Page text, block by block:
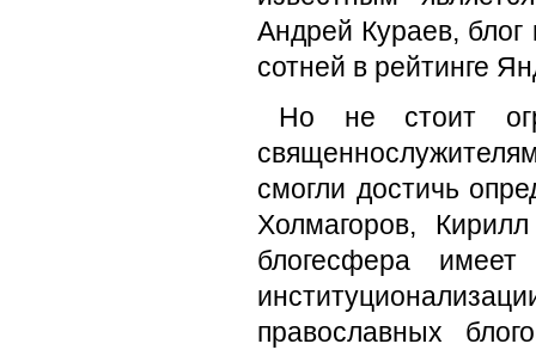
Андрей Кураев, блог
сотней в рейтинге
Но не стоит
смогли достичь
Холмагоров,
блогесфера
православных